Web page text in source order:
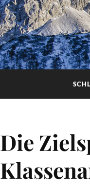
Die